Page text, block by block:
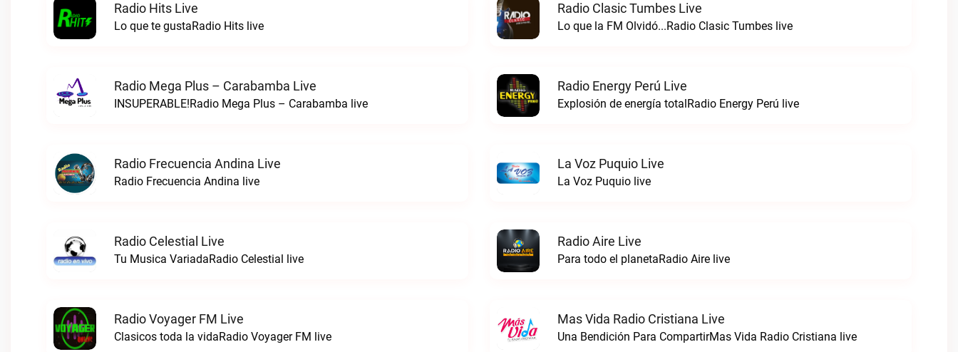
Radio Hits Live
Lo que te gustaRadio Hits live
Radio Clasic Tumbes Live
Lo que la FM Olvidó...Radio Clasic Tumbes live
Radio Mega Plus – Carabamba Live
INSUPERABLE!Radio Mega Plus – Carabamba live
Radio Energy Perú Live
Explosión de energía totalRadio Energy Perú live
Radio Frecuencia Andina Live
Radio Frecuencia Andina live
La Voz Puquio Live
La Voz Puquio live
Radio Celestial Live
Tu Musica VariadaRadio Celestial live
Radio Aire Live
Para todo el planetaRadio Aire live
Radio Voyager FM Live
Clasicos toda la vidaRadio Voyager FM live
Mas Vida Radio Cristiana Live
Una Bendición Para CompartirMas Vida Radio Cristiana live